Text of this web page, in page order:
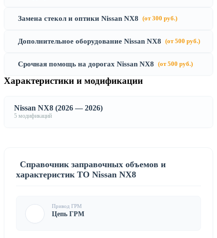
Замена стекол и оптики Nissan NX8 (от 300 руб.)
Дополнительное оборудование Nissan NX8 (от 500 руб.)
Срочная помощь на дорогах Nissan NX8 (от 500 руб.)
Характеристики и модификации
Nissan NX8 (2026 — 2026)
5 модификаций
Справочник заправочных объемов и
характеристик ТО Nissan NX8
Привод ГРМ
Цепь ГРМ